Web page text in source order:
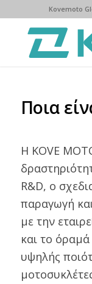
Kovemoto
Ποια
Η KOVE
R&D, ο
παραγωγή
με την
και το
υψηλής